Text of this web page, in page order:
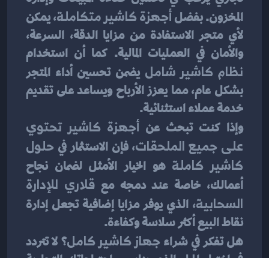
المخزون. بفضل أجهزة كاشير متكاملة
والأمان في العمليات المالية. كما أن استخدام
نظام كاشير شامل يضمن تحسين أداء المتجر
خدمة عملاء استثنائية.
وإذا كنت تبحث عن
على جميع الملحقات، فإن الاستثمار في
كاشير كاملة
أعمالك، خاصة عند دمجه مع
السحابية
نقاط البيع أكثر سلاسة وكفاءة.
هل تفكر في شراء جهاز كاشير كامل